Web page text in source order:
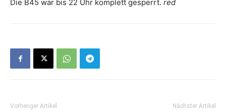
Die B45 war bis 22 Uhr komplett gesperrt. red
Vorheriger Artikel Nächster Artikel